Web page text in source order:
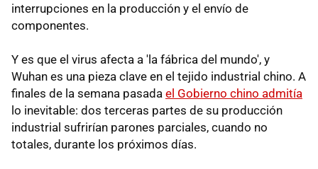
interrupciones en la producción y el envío de
componentes.
Y es que el virus afecta a 'la fábrica del mundo', y
Wuhan es una pieza clave en el tejido industrial chino. A
finales de la semana pasada el Gobierno chino admitía
lo inevitable: dos terceras partes de su producción
industrial sufrirían parones parciales, cuando no
totales, durante los próximos días.